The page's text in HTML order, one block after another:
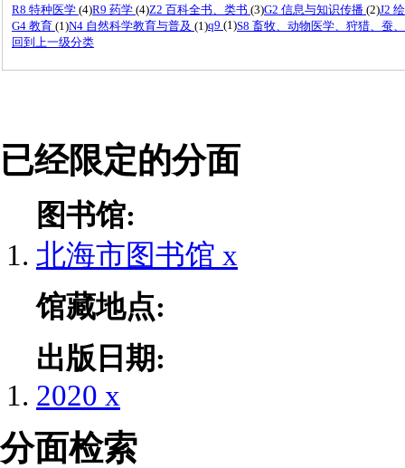
R8 特种医学 (4)R9 药学 (4)Z2 百科全书、类书 (3)G2 信息与知识传播 (2)J2
G4 教育 (1)N4 自然科学教育与普及 (1)q9 (1)S8 畜牧、动物医学、狩猎、蚕
回到上一级分类
已经限定的分面
图书馆:
北海市图书馆 x
馆藏地点:
出版日期:
2020 x
分面检索